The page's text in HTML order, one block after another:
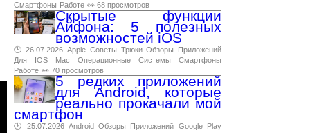
Смартфоны Работе 👀 68 просмотров
Скрытые функции
Айфона: 5 полезных
возможностей iOS
🕑 26.07.2026 Apple Советы Трюки Обзоры
Приложений
Для
IOS Mac Операционные Системы
Смартфоны
Работе 👀 70 просмотров
5 редких приложений
для Android, которые
реально прокачали мой
смартфон
🕑 25.07.2026 Android Обзоры Приложений Google
Play